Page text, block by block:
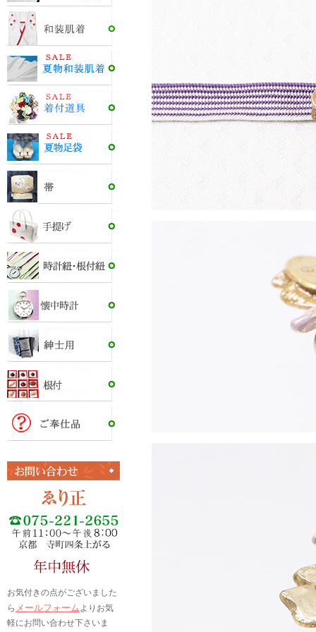
お気付きの点がございました
ら メールフォームよりお気
軽にお問い合わせ下さいま